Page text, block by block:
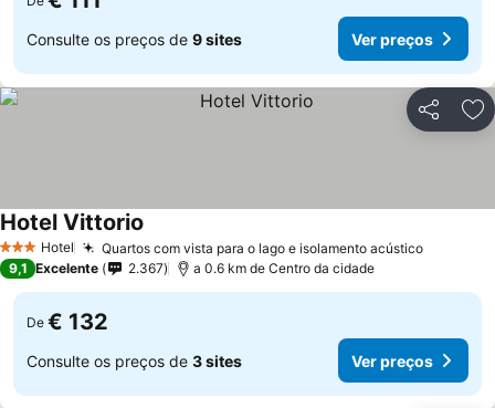
Consulte os preços de 9 sites Ver preços
Partilhar
3 EstrelasHotel Quartos com vista para o lago e isolamento acústicoVer
Hotel Vittorio
9,1 Excelente 2.367 a 0.6 km de Centro da cidade
De € 132
Consulte os preços de 3 sites Ver preços